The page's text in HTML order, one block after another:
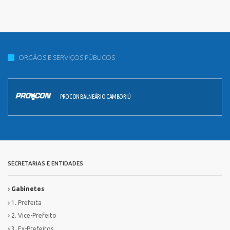
ORGÃOS E SERVIÇOS PÚBLICOS
PROCON BALNEÁRIO CAMBORIÚ
SECRETARIAS E ENTIDADES
Gabinetes
1. Prefeita
2. Vice-Prefeito
3. Ex-Prefeitos